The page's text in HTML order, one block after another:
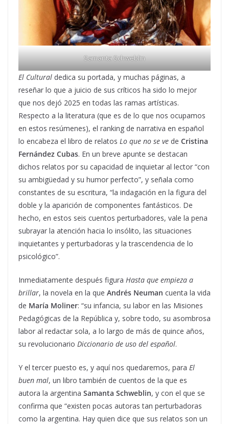
Samanta Schweblin
El Cultural dedica su portada, y muchas páginas, a
reseñar lo que a juicio de sus críticos ha sido lo mejor
que nos dejó 2025 en todas las ramas artísticas.
Respecto a la literatura (que es de lo que nos ocupamos
en estos resúmenes), el ranking de narrativa en español
lo encabeza el libro de relatos Lo que no se ve de Cristina
Fernández Cubas. En un breve apunte se destacan
dichos relatos por su capacidad de inquietar al lector “con
su ambigüedad y su humor perfecto”, y señala como
constantes de su escritura, “la indagación en la figura del
doble y la aparición de componentes fantásticos. De
hecho, en estos seis cuentos perturbadores, vale la pena
subrayar la atención hacia lo insólito, las situaciones
inquietantes y perturbadoras y la trascendencia de lo
psicológico”.
Inmediatamente después figura Hasta que empieza a
brillar, la novela en la que Andrés Neuman cuenta la vida
de María Moliner: “su infancia, su labor en las Misiones
Pedagógicas de la República y, sobre todo, su asombrosa
labor al redactar sola, a lo largo de más de quince años,
su revolucionario Diccionario de uso del español.
Y el tercer puesto es, y aquí nos quedaremos, para El
buen mal, un libro también de cuentos de la que es
autora la argentina Samanta Schweblin, y con el que se
confirma que “existen pocas autoras tan perturbadoras
como la argentina. Hay quien dice que sus relatos son un